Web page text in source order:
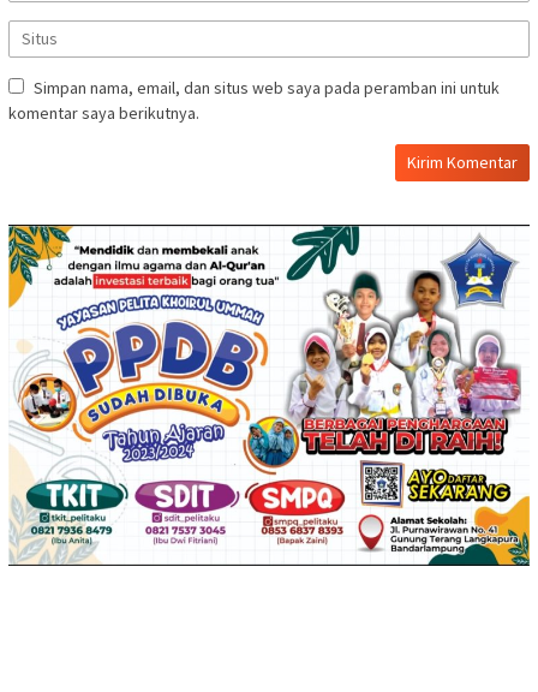
Simpan nama, email, dan situs web saya pada peramban ini untuk
komentar saya berikutnya.